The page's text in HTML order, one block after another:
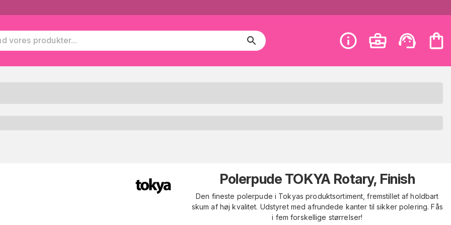
Polerpude TOKYA Rotary, Finish
Den fineste polerpude i Tokyas produktsortiment, fremstillet af holdbart
skum af høj kvalitet. Udstyret med afrundede kanter til sikker polering. Fås
i fem forskellige størrelser!